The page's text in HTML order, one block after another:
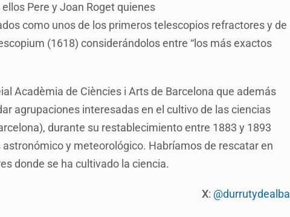
Pere y Joan Roget quienes
como unos de los primeros telescopios refractores y de
(1618) considerándolos entre “los más exactos
Acadèmia de Ciències i Arts de Barcelona que además
agrupaciones interesadas en el cultivo de las ciencias
durante su restablecimiento entre 1883 y 1893
y meteorológico. Habríamos de rescatar en
donde se ha cultivado la ciencia.
X: @durrutydealba